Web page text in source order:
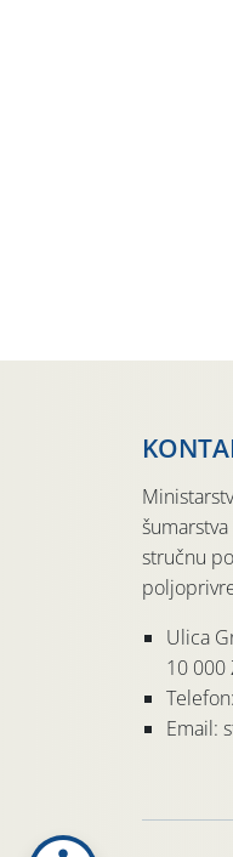
stručnu
Ulica
10 000
Email: